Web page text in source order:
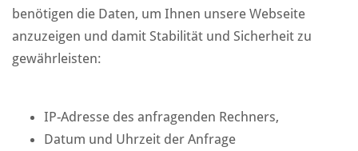
benötigen die Daten, um Ihnen unsere Webseite
anzuzeigen und damit Stabilität und Sicherheit zu
gewährleisten:
IP-Adresse des anfragenden Rechners,
Datum und Uhrzeit der Anfrage